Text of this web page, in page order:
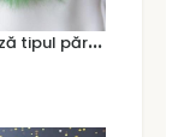
C
oafură mireasă – cum influențează tipul părului alegerea coafurii